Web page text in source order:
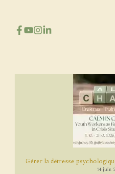
Gérer la détresse
14 juin